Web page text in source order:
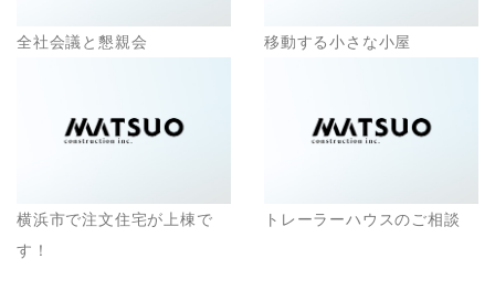
全社会議と懇親会 移動する小さな小屋
横浜市で注文住宅が上棟で
す！
トレーラーハウスのご相談